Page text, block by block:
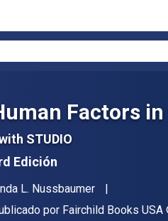
Factors
STUDIO
Edición
L. Nussbaumer
por Fairchild Books USA